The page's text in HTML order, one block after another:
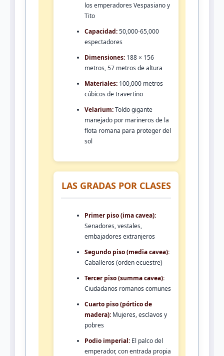
los emperadores Vespasiano y
Tito
Capacidad:50,000-65,000
espectadores
Dimensiones: 188 × 156
metros, 57 metros de altura
Materiales: 100,000 metros
cúbicos de travertino
Velarium:Toldo gigante
manejado por marineros de la
flota romana para proteger del
sol
LAS GRADAS POR CLASES
Primer piso (ima cavea):
Senadores, vestales,
embajadores extranjeros
Segundo piso (media cavea):
Caballeros (orden ecuestre)
Tercer piso (summa cavea):
Ciudadanos romanos comunes
Cuarto piso (pórtico de
madera): Mujeres, esclavos y
pobres
Podio imperial: El palco del
emperador, con entrada propia